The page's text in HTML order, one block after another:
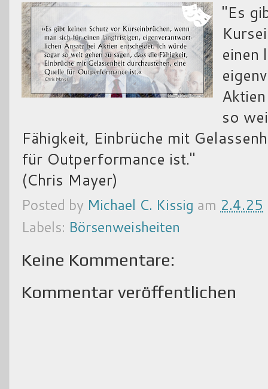
"Es
einen
so
Fähigkeit, Einbrüche mit
für Outperformance ist."
(Chris Mayer)
Posted by Michael C. Kissig am 2.4.25
Labels: Börsenweisheiten
Keine Kommentare:
Kommentar veröffentlichen